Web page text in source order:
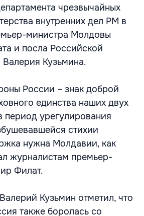
чрезвычайных
внутренних дел РМ в
министра Молдовы
и посла Российской
Кузьмина.
России – знак доброй
единства наших двух
период урегулирования
стихии
нужна Молдавии, как
журналистам премьер-
Филат.
Кузьмин отметил, что
также боролась со